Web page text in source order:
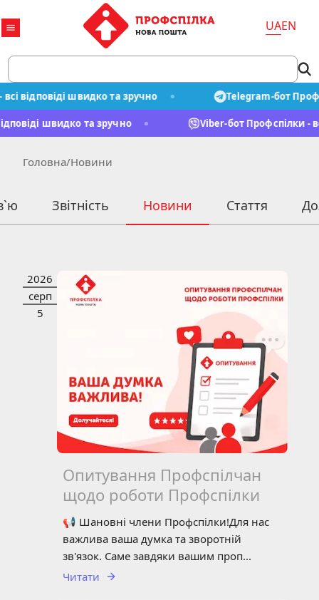
UAEN
відповіді швидко та зручно Telegram-бот
швидко та зручно Viber-бот Профспілки
Головна/Новини
Звітність Новини Стаття
2026
серп
5
НОВИНИ
Опитування Профспілчан
щодо роботи Профспілки
📢 Шановні члени Профспілки!Для нас
важлива ваша думка та зворотній
зв'язок. Саме завдяки вашим проп...
Читати